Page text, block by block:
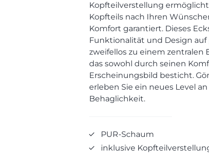
Kopfteilverstellung
Kopfteils nach Ihren
Komfort garantiert. Dieses
Funktionalität und Design auf
zweifellos zu einem
das sowohl durch seinen
Erscheinungsbild besticht.
erleben Sie ein neues Level
Behaglichkeit.
PUR-Schaum
inklusive